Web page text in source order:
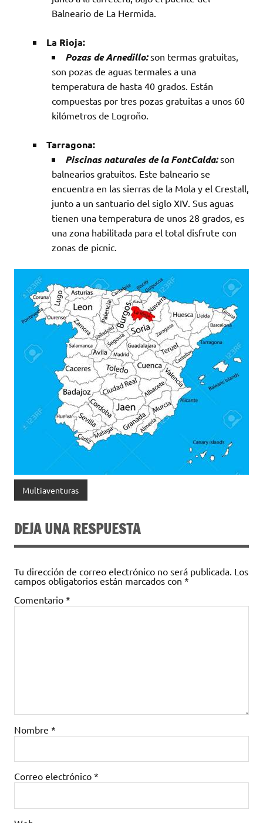
Balneario de La Hermida.
La Rioja:
Pozas de Arnedillo:son termas gratuitas,
son pozas de aguas termales a una
temperatura de hasta 40 grados. Están
compuestas por tres pozas gratuitas a unos 60
kilómetros de Logroño.
Tarragona:
Piscinas naturales de la FontCalda:son
balnearios gratuitos. Este balneario se
encuentra en las sierras de la Mola y el Crestall,
junto a un santuario del siglo XIV. Sus aguas
tienen una temperatura de unos 28 grados, es
una zona habilitada para el total disfrute con
zonas de picnic.
Multiaventuras
DEJA UNA RESPUESTA
Tu dirección de correo electrónico no será publicada. Los
campos obligatorios están marcados con *
Comentario *
Nombre *
Correo electrónico *